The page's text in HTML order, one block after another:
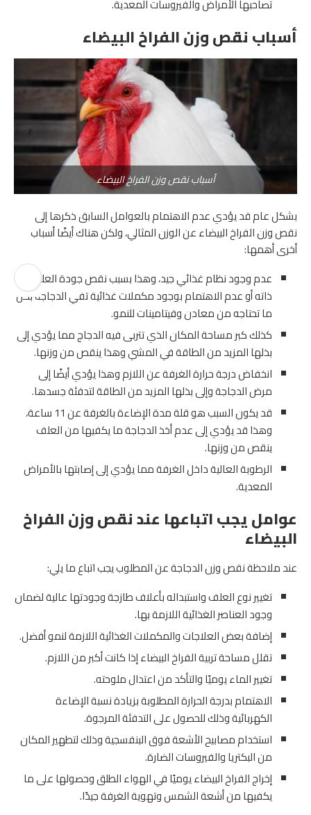
تصاحبها الأمراض والفيروسات المعدية.
أسباب نقص وزن الفراخ البيضاء
أسباب نقص وزن الفراخ البيضاء
بشكل عام قد يؤدي عدم الاهتمام بالعوامل السابق ذكرها إلى
نقص وزن الفراخ البيضاء عن الوزن المثالي، ولكن هناك أيضًا أسباب
أخرى أهمها:
عدم وجود نظام غذائي جيد، وهذا بسبب نقص جودة العلف بحد
ذاته أو عدم الاهتمام بوجود مكملات غذائية تفي الدجاجة بكل
ما تحتاجه من معادن وفيتامينات للنمو.
كذلك كبر مساحة المكان الذي تتربى فيه الدجاج مما يؤدي إلى
بذلها المزيد من الطاقة في المشي وهذا ينقص من وزنها.
انخفاض درجة حرارة الغرفة عن اللازم وهذا يؤدي أيضًا إلى
مرض الدجاجة وإلى بذلها المزيد من الطاقة لتدفئة جسدها.
قد يكون السبب هو قلة مدة الإضاءة بالغرفة عن 11 ساعة،
وهذا قد يؤدي إلى عدم أخذ الدجاجة ما يكفيها من العلف
ينقص من وزنها.
الرطوبة العالية داخل الغرفة مما يؤدي إلى إصابتها بالأمراض
المعدية.
عوامل يجب اتباعها عند نقص وزن الفراخ
البيضاء
عند ملاحظة نقص وزن الدجاجة عن المطلوب يجب اتباع ما يلي:
تغيير نوع العلف واستبداله بأعلاف طازجة وجودتها عالية لضمان
وجود العناصر الغذائية اللازمة بها.
إضافة بعض العلاجات والمكملات الغذائية اللازمة لنمو أفضل.
تقلل مساحة تربية الفراخ البيضاء إذا كانت أكبر من اللازم.
تغيير الماء يوميًا والتأكد من اعتدال ملوحته.
الاهتمام بدرجة الحرارة المطلوبة بزيادة نسبة الإضاءة
الكهربائية وذلك للحصول على التدفئة المرجوة.
استخدام مصابيح الأشعة فوق البنفسجية وذلك لتطهير المكان
من البكتريا والفيروسات الضارة.
إخراج الفراخ البيضاء يوميًا في الهواء الطلق وحصولها على ما
يكفيها من أشعة الشمس وتهوية الغرفة جيدًا.